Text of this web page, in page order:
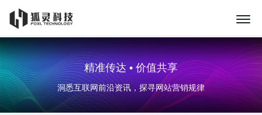
精准传达 • 价值共享
洞悉互联网前沿资讯，探寻网站营销规律